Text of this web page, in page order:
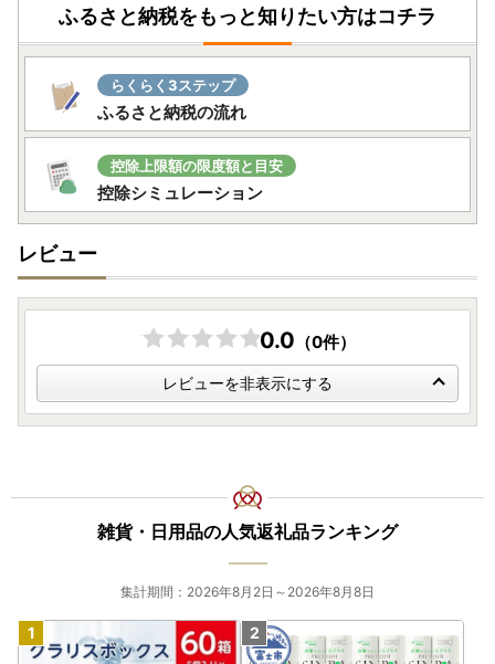
ふるさと納税をもっと知りたい方はコチラ
らくらく3ステップ
ふるさと納税の流れ
控除上限額の限度額と目安
控除シミュレーション
レビュー
0.0 （0件）
レビューを非表示にする
雑貨・日用品の人気返礼品ランキング
集計期間：2026年8月2日～2026年8月8日